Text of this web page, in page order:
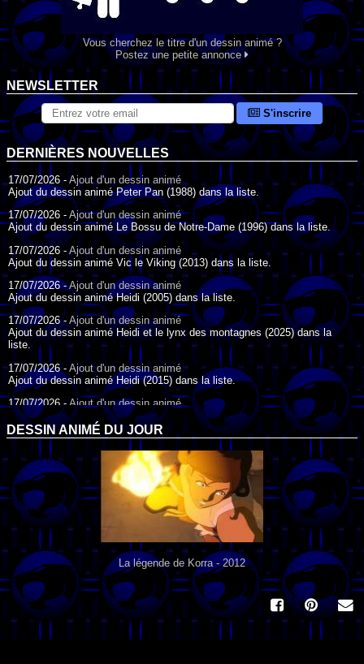
Vous cherchez le titre d'un dessin animé ?
Postez une petite annonce
NEWSLETTER
S'inscrire
DERNIÈRES NOUVELLES
17/07/2026 -Ajout d'un dessin animé
Ajout du dessin animé Peter Pan (1988) dans la liste.
17/07/2026 - Ajout d'un dessin animé
Ajout du dessin animé Le Bossu de Notre-Dame (1996) dans la liste.
17/07/2026 -Ajout d'un dessin animé
Ajout du dessin animé Vic le Viking (2013) dans la liste.
17/07/2026 -Ajout d'un dessin animé
Ajout du dessin animé Heidi (2005) dans la liste.
17/07/2026 -Ajout d'un dessin animé
Ajout du dessin animé Heidi et le lynx des montagnes (2025) dans la
liste.
17/07/2026 -Ajout d'un dessin animé
Ajout du dessin animé Heidi (2015) dans la liste.
17/07/2026 - Ajout d'un dessin animé
Ajout du dessin animé Heidi (1995) dans la liste.
09/07/2026 -Ajout d'un dessin animé
Ajout du dessin animé Genki l'Aventurier de la Chance (2006) dans la
liste.
04/07/2026 -
Ajout d'un dessin animé
Ajout du dessin animé Vilain Petit Canard (2000) dans la liste.
04/07/2026 - Ajout d'un dessin animé
Ajout du dessin animé Le Noël du vilain petit canard (2003) dans la liste.
DESSIN ANIMÉ DU JOUR
La légende de Korra - 2012